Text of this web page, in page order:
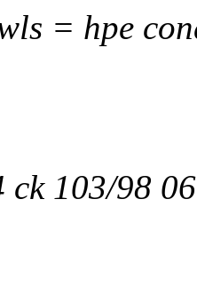
= hpe
ck 103/98